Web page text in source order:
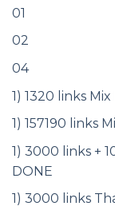
01
02
04
1) 1320 links
1) 157190 links
1) 3000 links +
DONE
1) 3000 links